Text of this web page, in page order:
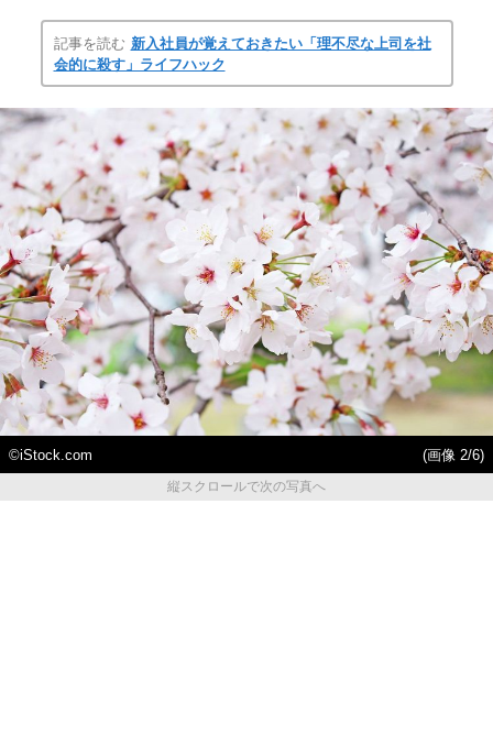
記事を読む 新入社員が覚えておきたい「理不尽な上司を社
会的に殺す」ライフハック
©iStock.com
(画像 2/6)
縦スクロールで次の写真へ